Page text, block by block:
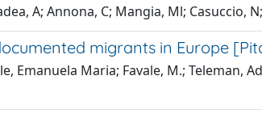
A; Annona, C; Mangia, Ml; Casuccio,
migrants in Europe
Emanuela Maria; Favale, M.; Teleman,